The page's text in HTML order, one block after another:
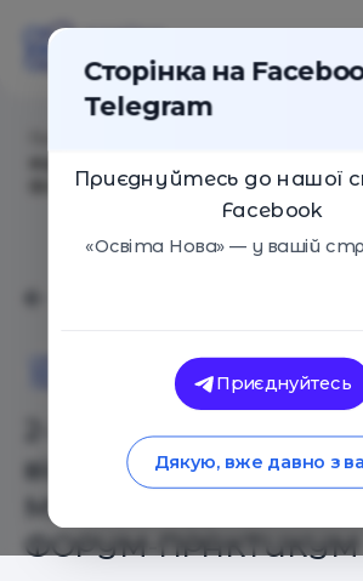
ФОРУМ-ПРАКТИКУМ
Освіта Нова
2-3 листопада 2019
відбудеться 5-й
МІЖНАРОДНИЙ
ФОРУМ-ПРАКТИКУМ
Сторінка на
Telegram
Приєднуйтесь до нашої
Facebook
«Освіта Нова» — у вашій
Приєднуйтесь
Дякую, вже давно з